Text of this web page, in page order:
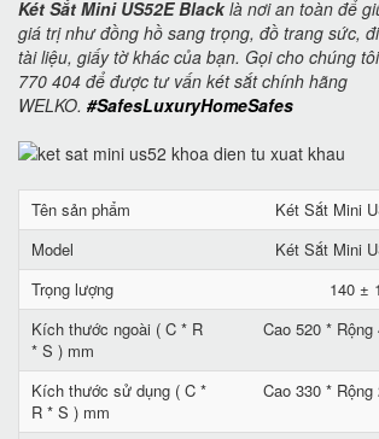
Két Sắt Mini US52E Blacklà nơi an toàn để
giá trị như đồng hồ sang trọng, đồ trang sức,
tài liệu, giấy tờ khác của bạn. Gọi cho chúng
770 404 để được tư vấn két sắt chính hãng
WELKO. #SafesLuxuryHomeSafes
Tên sản phẩm
Két Sắt Mini
Model
Két Sắt Mini
Trọng lượng
140 ±
Kích thước ngoài ( C * R
* S ) mm
Cao 520 *
Kích thước sử dụng ( C *
R * S ) mm
Cao 330 *